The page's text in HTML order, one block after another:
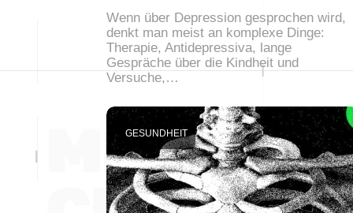
Wenn über Depression gesprochen wird,
denkt man meist an komplexe Dinge:
Therapie, Antidepressiva, lange
Gespräche über die Kindheit und
Versuche,…
GESUNDHEIT